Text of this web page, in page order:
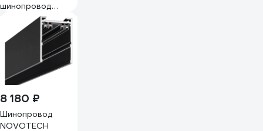
шинопровод
NOVOTECH с
токопроводом и
заглушкой 135296
8 180 ₽
Шинопровод
NOVOTECH